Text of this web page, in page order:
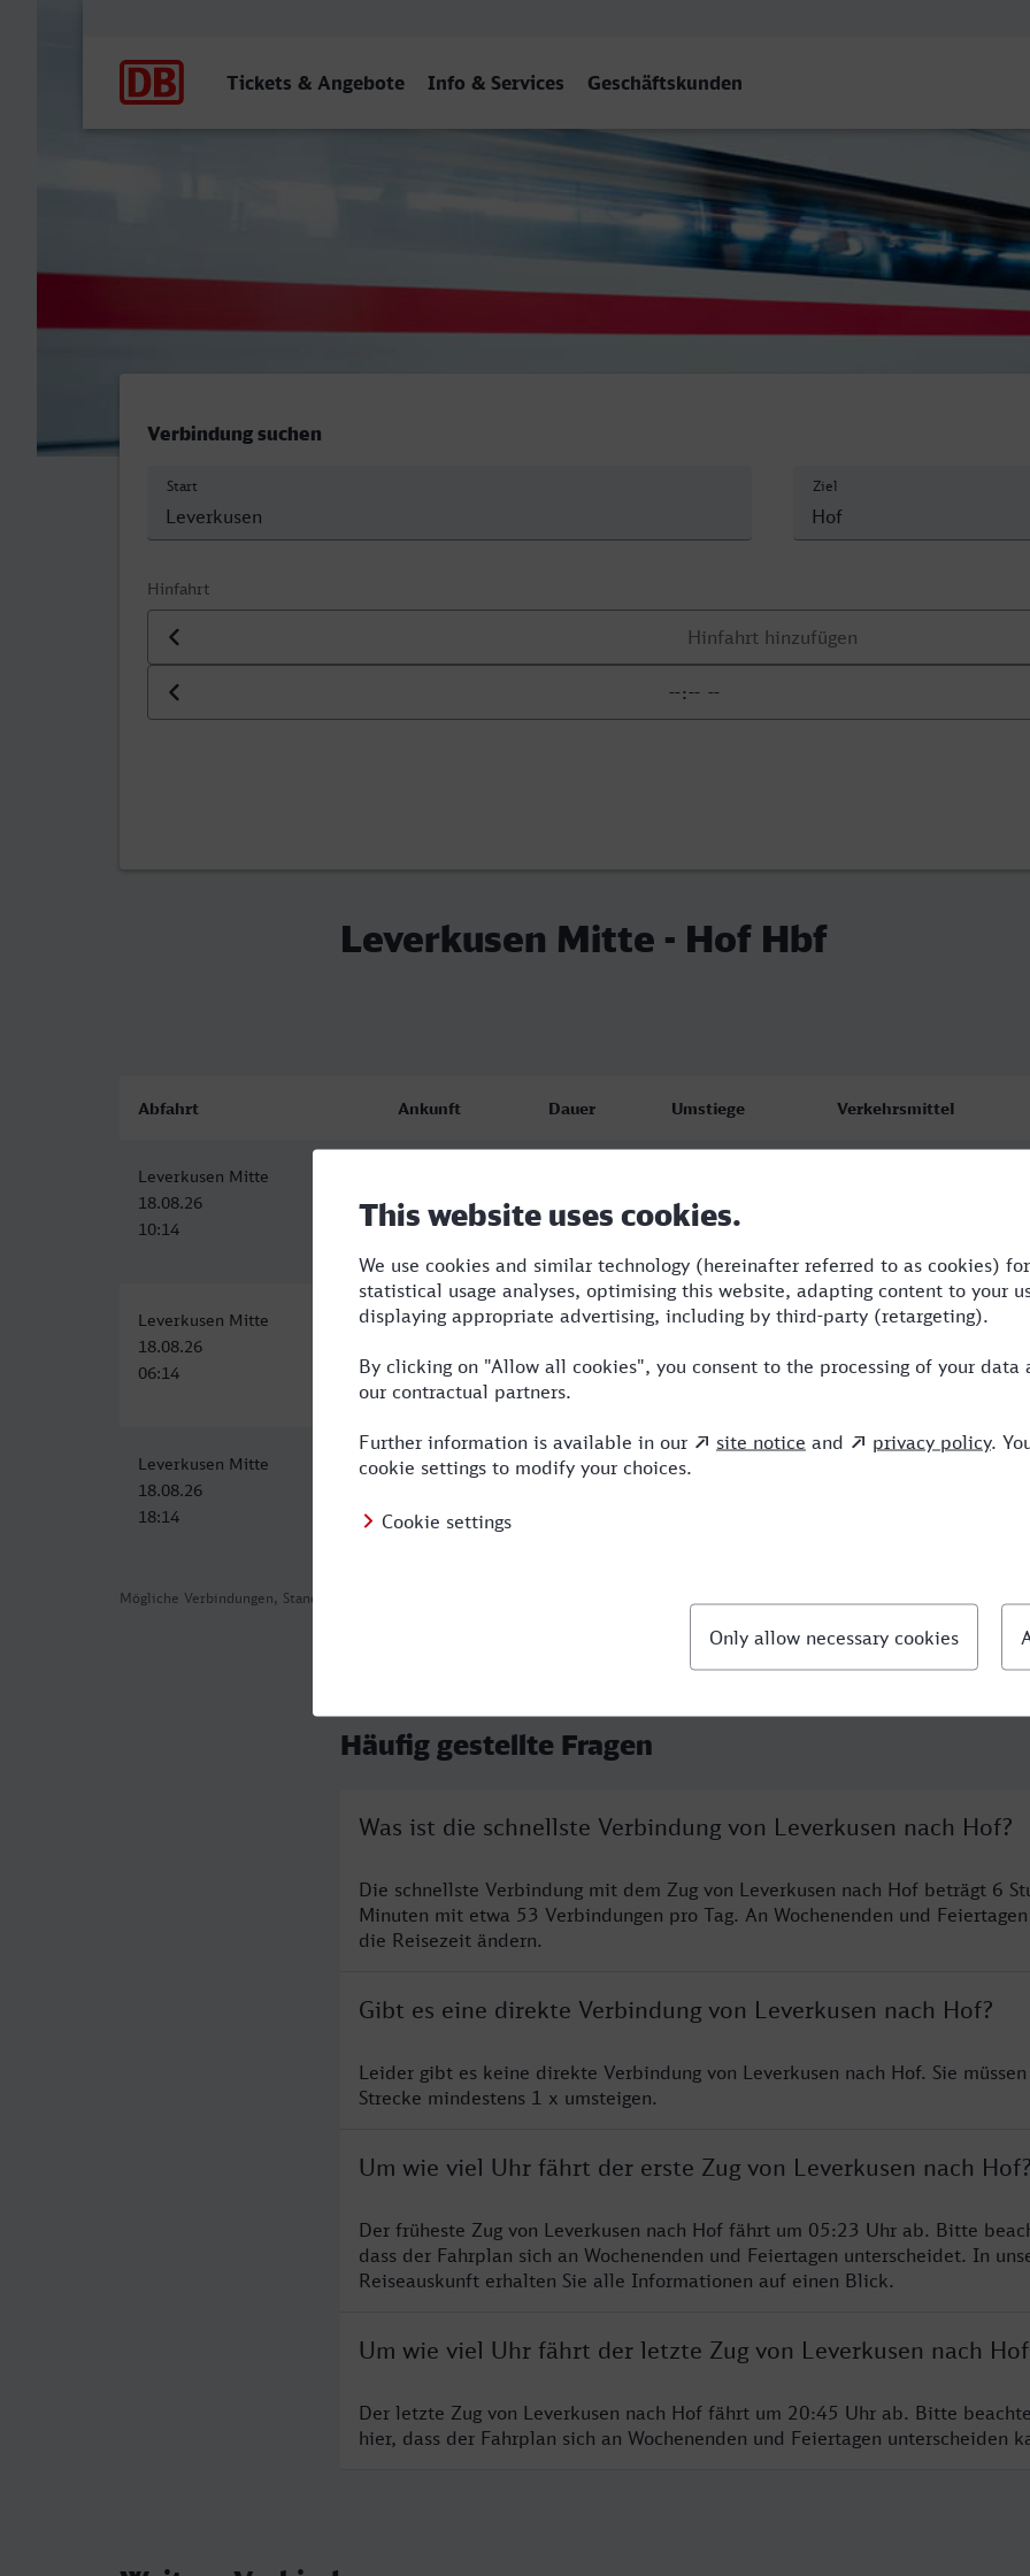
Tickets & Angebote Info & Services Geschäftskunden
Leverkusen Mitte - Hof Hbf
Verbindung suchen
Start Ziel
Hinfahrt
Datum der Hinfahrt
Uhrzeit der Hinfahrt
Leverkusen Mitte - Hof Hbf
Mögliche Verbindungen, Stand: 2026-08-04 08:28
Abfahrt Ankunft Dauer Umstiege Verkehrsmittel
Leverkusen Mitte
18.08.26
10:14
18.08.26
16:21
Leverkusen Mitte
18.08.26
06:14
Hof Hbf
13:24
7:10 3 BUS,RE,NX,ICE
Leverkusen Mitte
18.08.26
18:14
Hof Hbf
01:14
7:00 3
Häufig gestellte Fragen
Was ist die schnellste Verbindung von Leverkusen nach Hof?
Die schnellste Verbindung mit dem Zug von Leverkusen nach Hof beträgt 6
Minuten mit etwa 53 Verbindungen pro Tag. An Wochenenden und
die Reisezeit ändern.
Gibt es eine direkte Verbindung von Leverkusen nach Hof?
Leider gibt es keine direkte Verbindung von Leverkusen nach Hof. Sie
Strecke mindestens 1 x umsteigen.
Um wie viel Uhr fährt der erste Zug von Leverkusen nach Hof?
Der früheste Zug von Leverkusen nach Hof fährt um 05:23 Uhr ab. Bitte
dass der Fahrplan sich an Wochenenden und Feiertagen unterscheidet. In
Reiseauskunft erhalten Sie alle Informationen auf einen Blick.
Um wie viel Uhr fährt der letzte Zug von Leverkusen nach
Der letzte Zug von Leverkusen nach Hof fährt um 20:45 Uhr ab. Bitte
hier, dass der Fahrplan sich an Wochenenden und Feiertagen unterscheiden